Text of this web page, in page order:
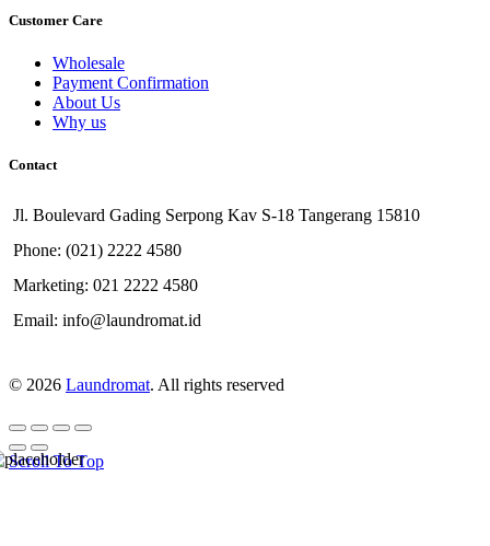
Customer Care
Wholesale
Payment Confirmation
About Us
Why us
Contact
Jl. Boulevard Gading Serpong Kav S-18 Tangerang 15810
Phone: (021) 2222 4580
Marketing: 021 2222 4580
Email: info@laundromat.id
© 2026 Laundromat. All rights reserved
Scroll To Top